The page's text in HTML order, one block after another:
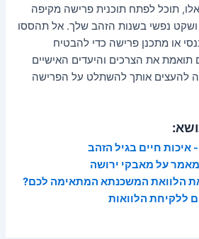
תוכל לפתח תוכנית פרישה מקיפה
ושקט נפשי בשנות הזהב שלך. אל תהססו
או מתכנן פרישה כדי להבטיח
את הצרכים והיעדים האישיים
להעצים אותך להשתלט על הפרישה
איכות חיים בגיל הזהב
על מאבקי ירושה
את הלוואת המשכנתא המתאימה לכם?
ללקיחת הלוואות